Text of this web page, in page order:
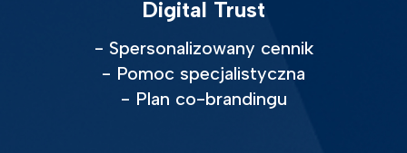
Digital Trust
- Spersonalizowany cennik
- Pomoc specjalistyczna
- Plan co-brandingu